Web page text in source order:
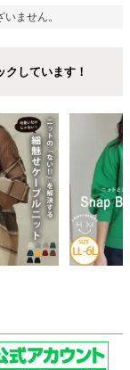
ません。
しています！